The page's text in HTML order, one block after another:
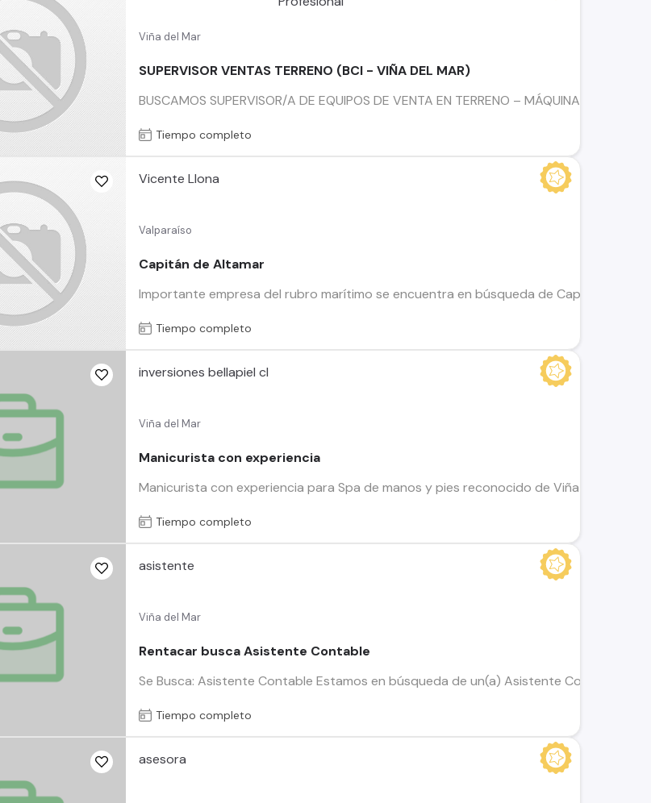
Viña del Mar
SUPERVISOR VENTAS TERRENO (BCI - VIÑA DEL MAR)
BUSCAMOS SUPERVISOR/A DE EQUIPOS DE VENTA EN TERRENO – MÁQUINAS
Tiempo completo
Vicente Llona
Valparaíso
Capitán de Altamar
Importante empresa del rubro marítimo se encuentra en búsqueda de Capitán de
Tiempo completo
inversiones bellapiel cl
Viña del Mar
Manicurista con experiencia
Manicurista con experiencia para Spa de manos y pies reconocido de Viña del Mar ,
Tiempo completo
asistente
Viña del Mar
Rentacar busca Asistente Contable
Se Busca: Asistente Contable Estamos en búsqueda de un(a) Asistente Contable
Tiempo completo
asesora